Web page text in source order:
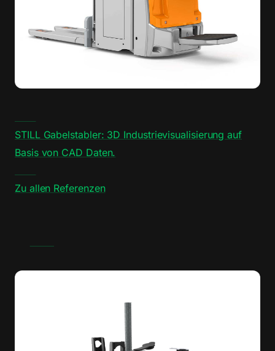
STILL Gabelstabler: 3D Industrievisualisierung auf
Basis von CAD Daten.
Zu allen Referenzen